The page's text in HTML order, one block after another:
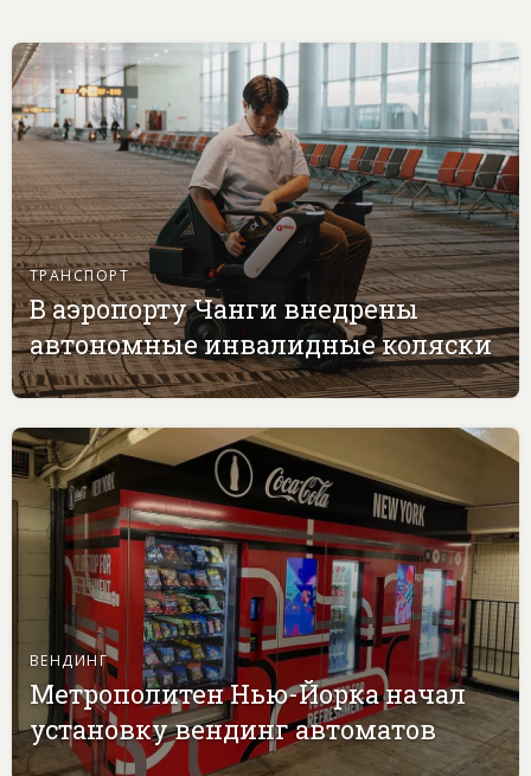
ТРАНСПОРТ
В аэропорту Чанги внедрены
автономные инвалидные коляски
ВЕНДИНГ
Метрополитен Нью-Йорка начал
установку вендинг автоматов